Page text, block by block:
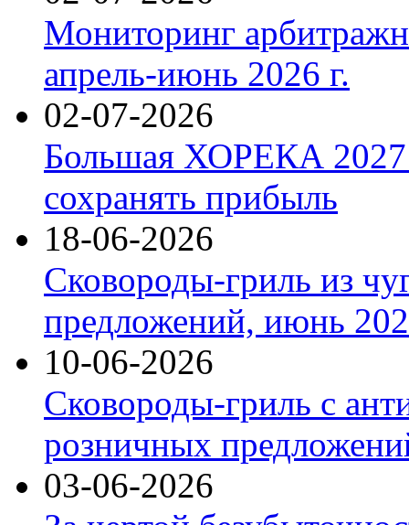
Мониторинг
апрель-июнь 2026 г.
02-07-2026
Большая ХОРЕКА 2027:
сохранять прибыль
18-06-2026
Сковороды-гриль из
предложений, июнь
10-06-2026
Сковороды-гриль с
розничных
03-06-2026